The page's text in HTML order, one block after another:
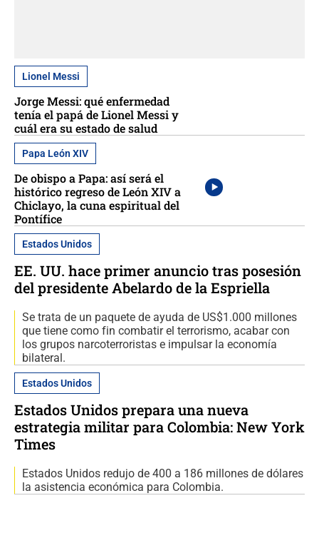
Lionel Messi
Jorge Messi: qué enfermedad
tenía el papá de Lionel Messi y
cuál era su estado de salud
Papa León XIV
De obispo a Papa: así será el
histórico regreso de León XIV a
Chiclayo, la cuna espiritual del
Pontífice
Estados Unidos
EE. UU. hace primer anuncio tras posesión
del presidente Abelardo de la Espriella
Se trata de un paquete de ayuda de US$1.000 millones
que tiene como fin combatir el terrorismo, acabar con
los grupos narcoterroristas e impulsar la economía
bilateral.
Estados Unidos
Estados Unidos prepara una nueva
estrategia militar para Colombia: New York
Times
Estados Unidos redujo de 400 a 186 millones de dólares
la asistencia económica para Colombia.